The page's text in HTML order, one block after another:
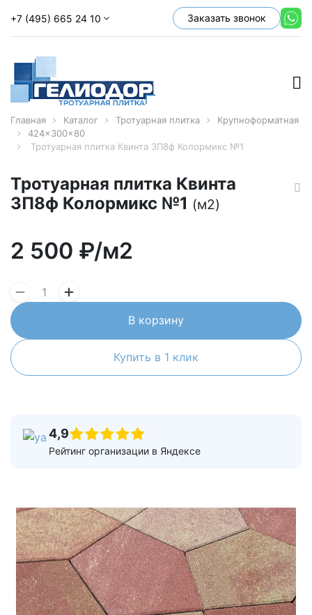
+7 (495) 665 24 10 Заказать звонок
Главная Каталог Тротуарная плитка
Крупноформатная
424x300x80
Тротуарная плитка Квинта 3П8ф Колормикс №1
Тротуарная плитка Квинта
3П8ф Колормикс №1 (м2)
2 500 ₽/м2
В корзину
Купить в 1 клик
4,9
Рейтинг организации в Яндексе